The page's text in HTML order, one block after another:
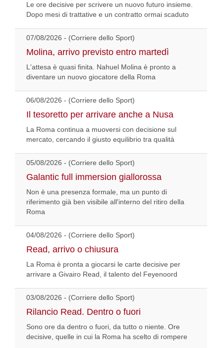
Le ore decisive per scrivere un nuovo futuro insieme.
Dopo mesi di trattative e un contratto ormai scaduto
07/08/2026 - (Corriere dello Sport)
Molina, arrivo previsto entro martedì
L'attesa è quasi finita. Nahuel Molina è pronto a
diventare un nuovo giocatore della Roma
06/08/2026 - (Corriere dello Sport)
Il tesoretto per arrivare anche a Nusa
La Roma continua a muoversi con decisione sul
mercato, cercando il giusto equilibrio tra qualità
05/08/2026 - (Corriere dello Sport)
Galantic full immersion giallorossa
Non è una presenza formale, ma un punto di
riferimento già ben visibile all'interno del ritiro della
Roma
04/08/2026 - (Corriere dello Sport)
Read, arrivo o chiusura
La Roma è pronta a giocarsi le carte decisive per
arrivare a Givairo Read, il talento del Feyenoord
03/08/2026 - (Corriere dello Sport)
Rilancio Read. Dentro o fuori
Sono ore da dentro o fuori, da tutto o niente. Ore
decisive, quelle in cui la Roma ha scelto di rompere